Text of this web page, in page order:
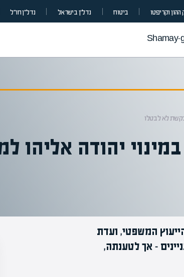
ההון וקריפטו ביטוח נדל”ן בישראל נדל״ן חו״ל
לא לבטלו
יהודה אליהו
המשפטי, ועדת
– אך לטענתה,